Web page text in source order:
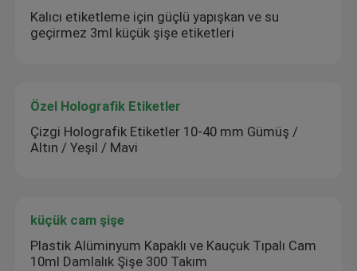
Kalıcı etiketleme için güçlü yapışkan ve su
geçirmez 3ml küçük şişe etiketleri
Özel Holografik Etiketler
Çizgi Holografik Etiketler 10-40 mm Gümüş /
Altın / Yeşil / Mavi
küçük cam şişe
Plastik Alüminyum Kapaklı ve Kauçuk Tıpalı Cam
10ml Damlalık Şişe 300 Takım